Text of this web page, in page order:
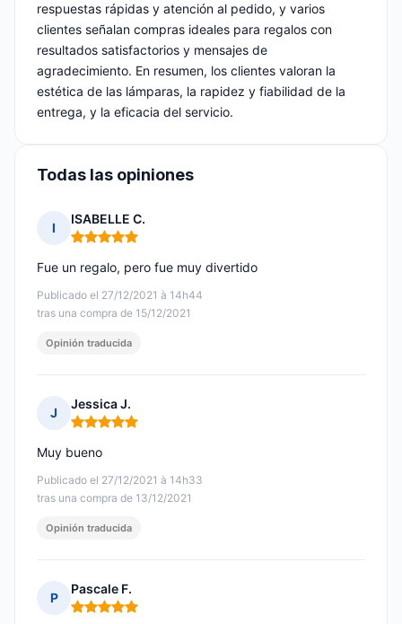
respuestas rápidas y atención al pedido, y varios
clientes señalan compras ideales para regalos con
resultados satisfactorios y mensajes de
agradecimiento. En resumen, los clientes valoran la
estética de las lámparas, la rapidez y fiabilidad de la
entrega, y la eficacia del servicio.
Todas las opiniones
I
ISABELLE C.
Nota: 5 de 5
Publicado el 27/12/2021 à 14h44
tras una compra de 15/12/2021
Fue un regalo, pero fue muy divertido
Opinión traducida
J
Jessica J.
Nota: 5 de 5
Publicado el 27/12/2021 à 14h33
tras una compra de 13/12/2021
Muy bueno
Opinión traducida
P
Pascale F.
Nota: 5 de 5